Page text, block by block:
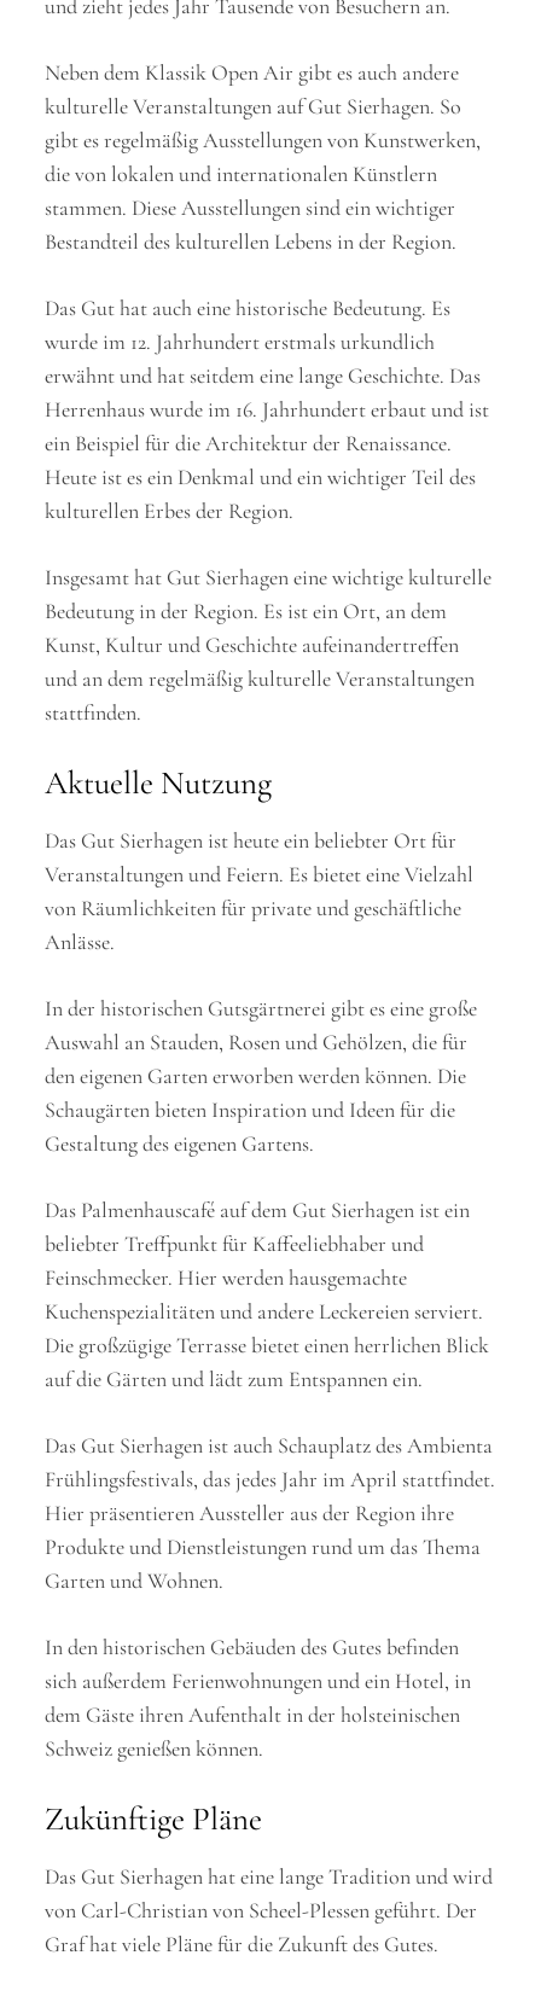
und zieht jedes Jahr Tausende von Besuchern an.
Neben dem Klassik Open Air gibt es auch andere
kulturelle Veranstaltungen auf Gut Sierhagen. So
gibt es regelmäßig Ausstellungen von Kunstwerken,
die von lokalen und internationalen Künstlern
stammen. Diese Ausstellungen sind ein wichtiger
Bestandteil des kulturellen Lebens in der Region.
Das Gut hat auch eine historische Bedeutung. Es
wurde im 12. Jahrhundert erstmals urkundlich
erwähnt und hat seitdem eine lange Geschichte. Das
Herrenhaus wurde im 16. Jahrhundert erbaut und ist
ein Beispiel für die Architektur der Renaissance.
Heute ist es ein Denkmal und ein wichtiger Teil des
kulturellen Erbes der Region.
Insgesamt hat Gut Sierhagen eine wichtige kulturelle
Bedeutung in der Region. Es ist ein Ort, an dem
Kunst, Kultur und Geschichte aufeinandertreffen
und an dem regelmäßig kulturelle Veranstaltungen
stattfinden.
Aktuelle Nutzung
Das Gut Sierhagen ist heute ein beliebter Ort für
Veranstaltungen und Feiern. Es bietet eine Vielzahl
von Räumlichkeiten für private und geschäftliche
Anlässe.
In der historischen Gutsgärtnerei gibt es eine große
Auswahl an Stauden, Rosen und Gehölzen, die für
den eigenen Garten erworben werden können. Die
Schaugärten bieten Inspiration und Ideen für die
Gestaltung des eigenen Gartens.
Das Palmenhauscafé auf dem Gut Sierhagen ist ein
beliebter Treffpunkt für Kaffeeliebhaber und
Feinschmecker. Hier werden hausgemachte
Kuchenspezialitäten und andere Leckereien serviert.
Die großzügige Terrasse bietet einen herrlichen Blick
auf die Gärten und lädt zum Entspannen ein.
Das Gut Sierhagen ist auch Schauplatz des Ambienta
Frühlingsfestivals, das jedes Jahr im April stattfindet.
Hier präsentieren Aussteller aus der Region ihre
Produkte und Dienstleistungen rund um das Thema
Garten und Wohnen.
In den historischen Gebäuden des Gutes befinden
sich außerdem Ferienwohnungen und ein Hotel, in
dem Gäste ihren Aufenthalt in der holsteinischen
Schweiz genießen können.
Zukünftige Pläne
Das Gut Sierhagen hat eine lange Tradition und wird
von Carl-Christian von Scheel-Plessen geführt. Der
Graf hat viele Pläne für die Zukunft des Gutes.